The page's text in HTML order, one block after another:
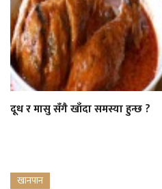
दूध र मासु सँगै खाँदा समस्या हुन्छ ?
खानपान